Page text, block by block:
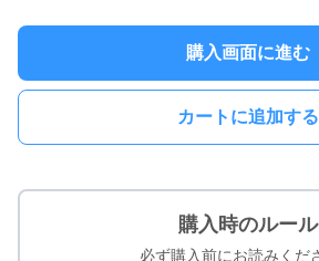
購入画面に進む
カートに追加する
購入時のルール
必ず購入前にお読みくだ